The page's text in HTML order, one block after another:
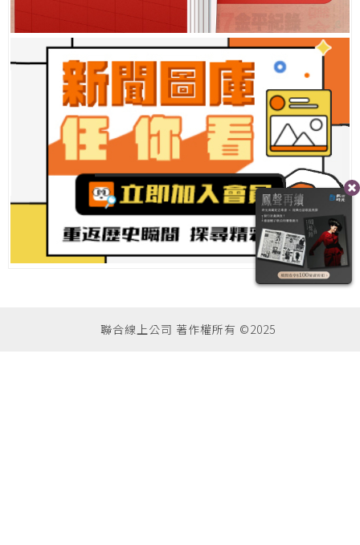
聯合線上公司 著作權所有 ©2025